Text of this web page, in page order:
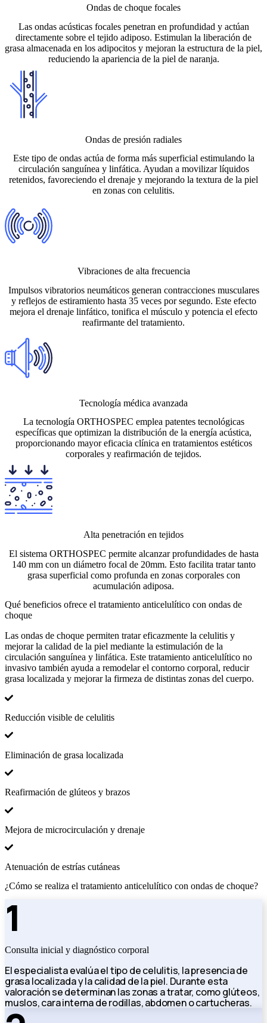
Ondas de choque focales
Las ondas acústicas focales penetran en profundidad y actúan
directamente sobre el tejido adiposo. Estimulan la liberación de
grasa almacenada en los adipocitos y mejoran la estructura de la piel,
reduciendo la apariencia de la piel de naranja.
Ondas de presión radiales
Este tipo de ondas actúa de forma más superficial estimulando la
circulación sanguínea y linfática. Ayudan a movilizar líquidos
retenidos, favoreciendo el drenaje y mejorando la textura de la piel
en zonas con celulitis.
Vibraciones de alta frecuencia
Impulsos vibratorios neumáticos generan contracciones musculares
y reflejos de estiramiento hasta 35 veces por segundo. Este efecto
mejora el drenaje linfático, tonifica el músculo y potencia el efecto
reafirmante del tratamiento.
Tecnología médica avanzada
La tecnología ORTHOSPEC emplea patentes tecnológicas
específicas que optimizan la distribución de la energía acústica,
proporcionando mayor eficacia clínica en tratamientos estéticos
corporales y reafirmación de tejidos.
Alta penetración en tejidos
El sistema ORTHOSPEC permite alcanzar profundidades de hasta
140 mm con un diámetro focal de 20mm. Esto facilita tratar tanto
grasa superficial como profunda en zonas corporales con
acumulación adiposa.
Qué beneficios ofrece el tratamiento anticelulítico con ondas de
choque
Las ondas de choque permiten tratar eficazmente la celulitis y
mejorar la calidad de la piel mediante la estimulación de la
circulación sanguínea y linfática. Este tratamiento anticelulítico no
invasivo también ayuda a remodelar el contorno corporal, reducir
grasa localizada y mejorar la firmeza de distintas zonas del cuerpo.
Reducción visible de celulitis
Eliminación de grasa localizada
Reafirmación de glúteos y brazos
Mejora de microcirculación y drenaje
Atenuación de estrías cutáneas
¿Cómo se realiza el tratamiento anticelulítico con ondas de choque?
1
Consulta inicial y diagnóstico corporal
El especialista evalúa el tipo de celulitis, la presencia de
grasa localizada y la calidad de la piel. Durante esta
valoración se determinan las zonas a tratar, como glúteos,
muslos, cara interna de rodillas, abdomen o cartucheras.